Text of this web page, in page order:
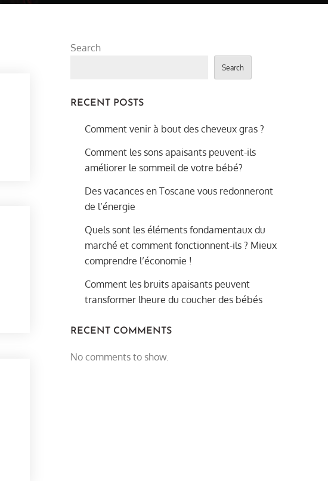
Search
Search
RECENT POSTS
Comment venir à bout des cheveux gras ?
Comment les sons apaisants peuvent-ils
améliorer le sommeil de votre bébé?
Des vacances en Toscane vous redonneront
de l’énergie
Quels sont les éléments fondamentaux du
marché et comment fonctionnent-ils ? Mieux
comprendre l’économie !
Comment les bruits apaisants peuvent
transformer lheure du coucher des bébés
RECENT COMMENTS
No comments to show.